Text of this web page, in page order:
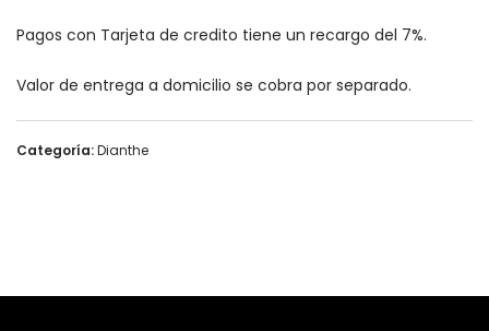
Pagos con Tarjeta de credito tiene un recargo del 7%.
Valor de entrega a domicilio se cobra por separado.
Categoría:Dianthe